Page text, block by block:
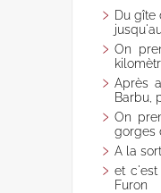
Downhill
Ski
Sledge
Du gîte
On
Après
Barbu,
On
gorges
A la
et c'est
Furon